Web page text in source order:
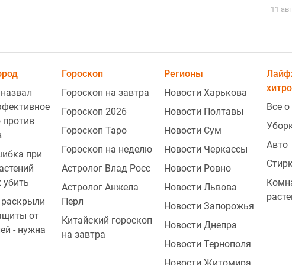
11
против
при
от
- нужна
Гороскоп
Гороскоп на завтра
Гороскоп 2026
Гороскоп Таро
Гороскоп на неделю
Астролог Влад Росс
Астролог Анжела
Перл
Китайский гороскоп
на завтра
Регионы
Новости Харькова
Новости Полтавы
Новости Сум
Новости Черкассы
Новости Ровно
Новости Львова
Новости Запорожья
Новости Днепра
Новости Тернополя
Все о
Авто